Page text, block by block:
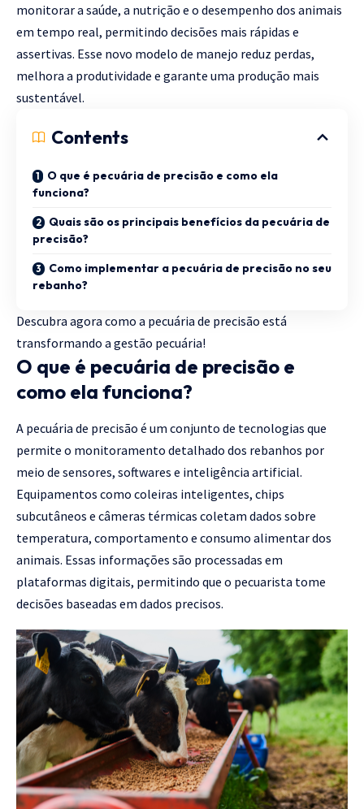
monitorar a saúde, a nutrição e o desempenho dos animais
em tempo real, permitindo decisões mais rápidas e
assertivas. Esse novo modelo de manejo reduz perdas,
melhora a produtividade e garante uma produção mais
sustentável.
Contents
O que é pecuária de precisão e como ela
funciona?
Quais são os principais benefícios da pecuária de
precisão?
Como implementar a pecuária de precisão no seu
rebanho?
Descubra agora como a pecuária de precisão está
transformando a gestão pecuária!
O que é pecuária de precisão e
como ela funciona?
A pecuária de precisão é um conjunto de tecnologias que
permite o monitoramento detalhado dos rebanhos por
meio de sensores, softwares e inteligência artificial.
Equipamentos como coleiras inteligentes, chips
subcutâneos e câmeras térmicas coletam dados sobre
temperatura, comportamento e consumo alimentar dos
animais. Essas informações são processadas em
plataformas digitais, permitindo que o pecuarista tome
decisões baseadas em dados precisos.